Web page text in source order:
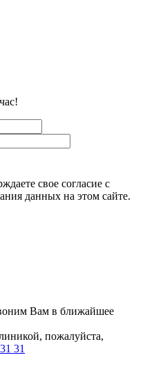
свое согласие с
данных на этом сайте.
Вам в ближайшее
пожалуйста,
31